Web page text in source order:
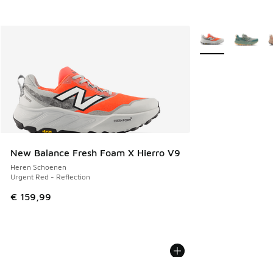
New Balance Fresh Foam X Hierro V9
Heren Schoenen
Urgent Red - Reflection
€ 159,99
Meer kleuren